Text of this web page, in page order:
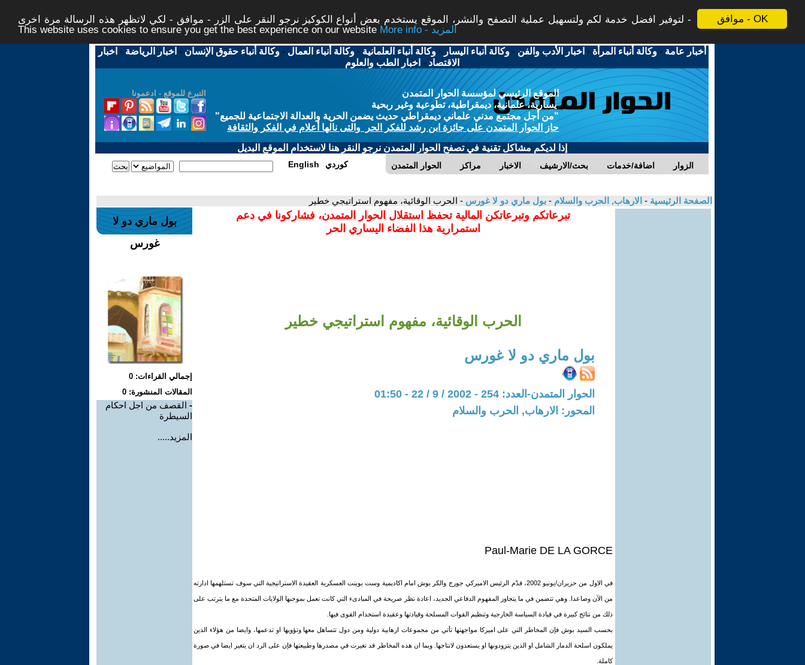
موافق - OK
لتوفير افضل خدمة لكم ولتسهيل عملية التصفح والنشر، الموقع يستخدم بعض أنواع الكوكيز نرجو النقر على الزر - موافق - لكي لاتظهر هذه الرسالة مرة اخرى -
This website uses cookies to ensure you get the best experience on our website
More info - المزيد
أخبار عامة -وكالة أنباء المرأة - اخبار الأدب والفن -وكالة أنباء اليسار -وكالة أنباء العلمانية -وكالة أنباء العمال -وكالة أنباء حقوق الإنسان - اخبار الرياضة - اخبار
الاقتصاد - اخبار الطب والعلوم
التبرع للموقع - ادعمونا
الموقع الرئيسي لمؤسسة الحوار المتمدن
يسارية، علمانية، ديمقراطية، تطوعية وغير ربحية
"من أجل مجتمع مدني علماني ديمقراطي حديث يضمن الحرية والعدالة الاجتماعية للجميع"
حاز الحوار المتمدن على جائزة ابن رشد للفكر الحر والتى نالها أعلام في الفكر والثقافة
إذا لديكم مشاكل تقنية في تصفح الحوار المتمدن نرجو النقر هنا لاستخدام الموقع البديل
الحوار المتمدن مراكز الاخبار بحث/الارشيف اضافة/خدمات الزوار English كوردي
الصفحة الرئيسية - الارهاب, الحرب والسلام - بول ماري دو لا غورس - الحرب الوقائية، مفهوم استراتيجي خطير
تبرعاتكم وتبرعاتكن المالية تحفظ استقلال الحوار المتمدن، فشاركونا في دعم
استمرارية هذا الفضاء اليساري الحر
الحرب الوقائية، مفهوم استراتيجي خطير
بول ماري دو لا غورس
الحوار المتمدن-العدد: 254 - 2002 / 9 / 22 - 01:50
المحور: الارهاب, الحرب والسلام
Paul-Marie DE LA GORCE
في الاول من حزيران/يونيو 2002، قدّم الرئيس الاميركي جورج والكر بوش امام اكاديمية وست بوينت العسكرية العقيدة الاستراتيجية التي سوف تستلهمها ادارته
من الآن وصاعدا. وهي تتضمن في ما يتجاوز المفهوم الدفاعي الجديد، اعادة نظر صريحة في المبادىء التي كانت تعمل بموجبها الولايات المتحدة مع ما يترتب على
ذلك من نتائج كبيرة في قيادة السياسة الخارجية وتنظيم القوات المسلحة وقيادتها وعقيدة استخدام القوى فيها.
بحسب السيد بوش فإن المخاطر التي على اميركا مواجهتها تأتي من مجموعات ارهابية دولية ومن دول تتساهل معها وتؤويها او تدعمها، وايضا من هؤلاء الذين
يملكون اسلحة الدمار الشامل او الذين يتزودونها او يستعدون لانتاجها. وبما ان هذه المخاطر قد تغيرت في مصدرها وطبيعتها فإن على الرد ان يتغير ايضا في صورة
كاملة.
بول ماري دو لا
غورس
إجمالي القراءات: 0
المقالات المنشورة: 0
- القصف من اجل احكام
السيطرة
المزيد.....